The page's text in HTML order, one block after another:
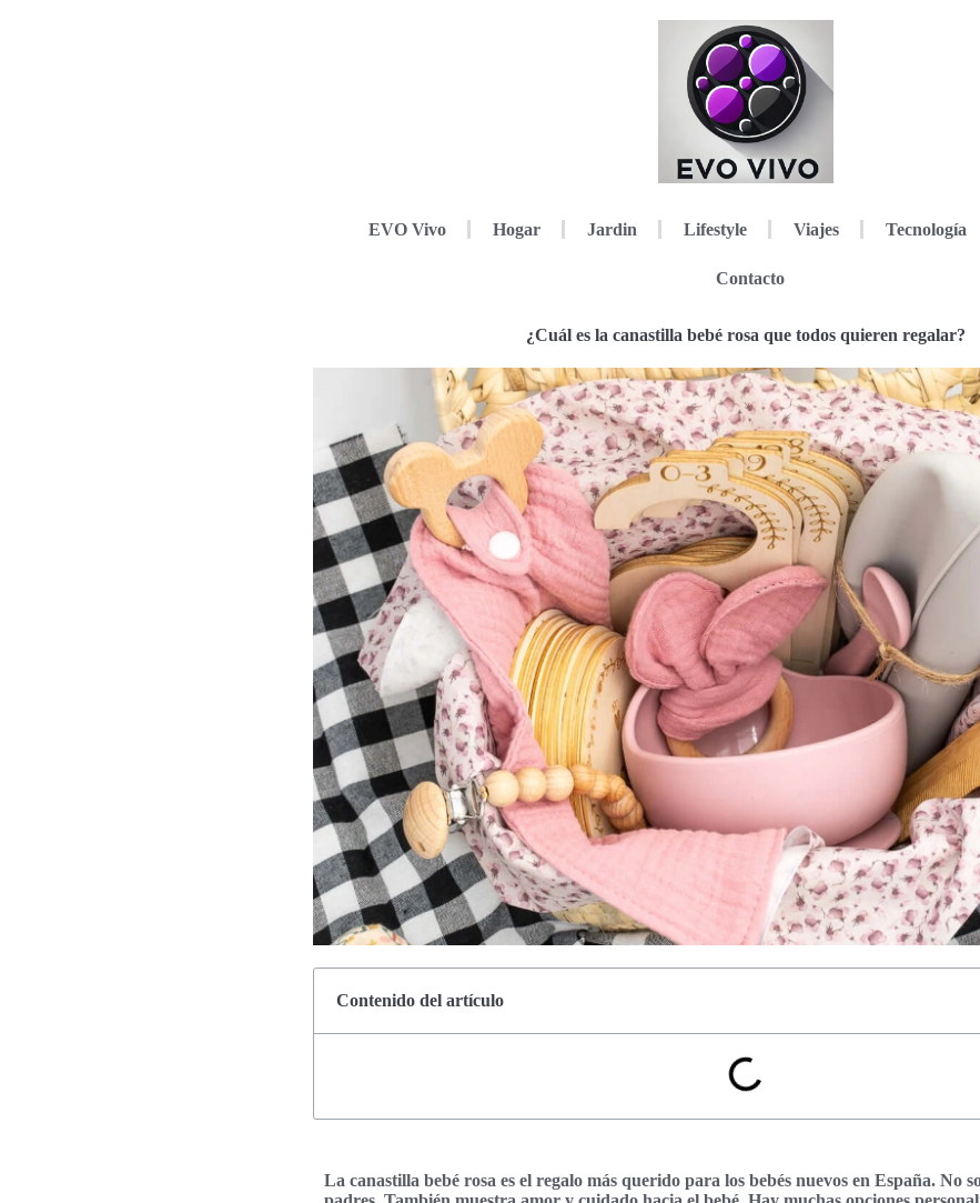
EVO Vivo Hogar Jardin Lifestyle Viajes Tecnología
Contacto
¿Cuál es la canastilla bebé rosa que todos quieren regalar?
Contenido del artículo
La canastilla bebé rosa es el regalo más querido para los bebés nuevos en España. No